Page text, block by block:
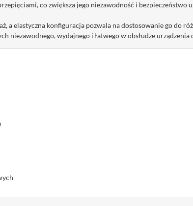
co zwiększa jego niezawodność i bezpieczeństwo
a elastyczna konfiguracja pozwala na dostosowanie go do
niezawodnego, wydajnego i łatwego w obsłudze